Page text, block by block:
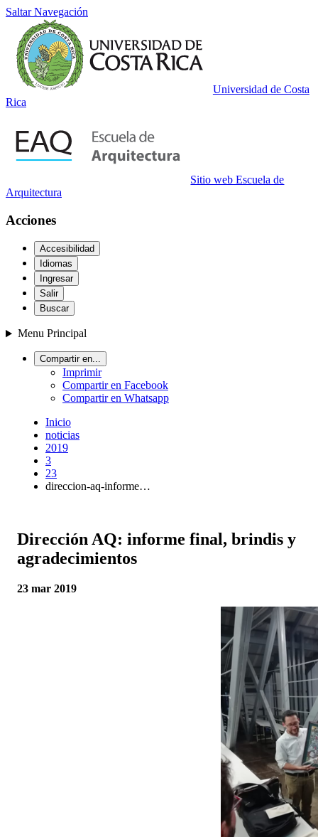
Saltar Navegación
Universidad de Costa
Rica
Sitio web Escuela de
Arquitectura
Acciones
Accesibilidad
Idiomas
Ingresar
Salir
Buscar
Menu Principal
Compartir en...
Imprimir
Compartir en Facebook
Compartir en Whatsapp
Inicio
noticias
2019
3
23
direccion-aq-informe…
Dirección AQ: informe final, brindis y
agradecimientos
23 mar 2019